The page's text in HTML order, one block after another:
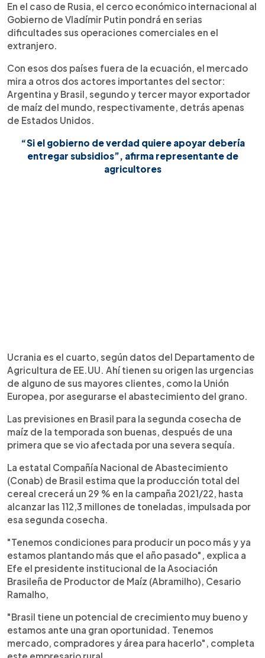
En el caso de Rusia, el cerco económico internacional al
Gobierno de Vladímir Putin pondrá en serias
dificultades sus operaciones comerciales en el
extranjero.
Con esos dos países fuera de la ecuación, el mercado
mira a otros dos actores importantes del sector:
Argentina y Brasil, segundo y tercer mayor exportador
de maíz del mundo, respectivamente, detrás apenas
de Estados Unidos.
“Si el gobierno de verdad quiere apoyar debería
entregar subsidios”, afirma representante de
agricultores
Ucrania es el cuarto, según datos del Departamento de
Agricultura de EE.UU. Ahí tienen su origen las urgencias
de alguno de sus mayores clientes, como la Unión
Europea, por asegurarse el abastecimiento del grano.
Las previsiones en Brasil para la segunda cosecha de
maíz de la temporada son buenas, después de una
primera que se vio afectada por una severa sequía.
La estatal Compañía Nacional de Abastecimiento
(Conab) de Brasil estima que la producción total del
cereal crecerá un 29 % en la campaña 2021/22, hasta
alcanzar las 112,3 millones de toneladas, impulsada por
esa segunda cosecha.
"Tenemos condiciones para producir un poco más y ya
estamos plantando más que el año pasado", explica a
Efe el presidente institucional de la Asociación
Brasileña de Productor de Maíz (Abramilho), Cesario
Ramalho,
"Brasil tiene un potencial de crecimiento muy bueno y
estamos ante una gran oportunidad. Tenemos
mercado, compradores y área para hacerlo", completa